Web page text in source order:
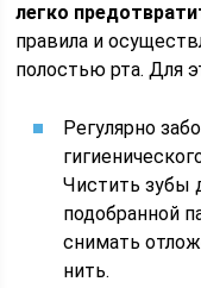
легко
правила и
полостью рта. Для
Регулярно
Чистить зубы
подобранной
снимать
нить.